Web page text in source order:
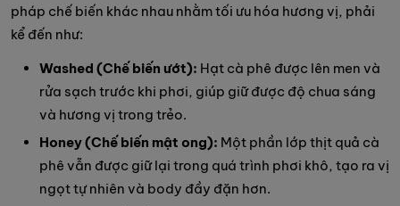
pháp chế biến khác nhau nhằm tối ưu hóa hương vị, phải
kể đến như:
Washed (Chế biến ướt): Hạt cà phê được lên men và
rửa sạch trước khi phơi, giúp giữ được độ chua sáng
và hương vị trong trẻo.
Honey (Chế biến mật ong): Một phần lớp thịt quả cà
phê vẫn được giữ lại trong quá trình phơi khô, tạo ra vị
ngọt tự nhiên và body đầy đặn hơn.